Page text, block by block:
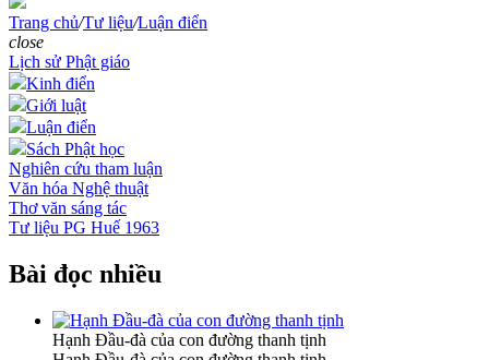
Trang chủ/Tư liệu/Luận điển
close
Lịch sử Phật giáo
Kinh điển
Giới luật
Luận điển
Sách Phật học
Nghiên cứu tham luận
Văn hóa Nghệ thuật
Thơ văn sáng tác
Tư liệu PG Huế 1963
Bài đọc nhiều
Hạnh Ðầu-đà của con đường thanh tịnh